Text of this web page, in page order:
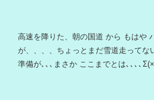
高速を降りた、朝の国道 から もはや
が、、、、ちょっとまだ雪道走ってな
準備が､､､まさか ここまでとは､､､､